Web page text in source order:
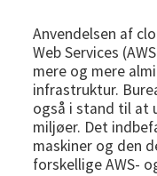
Anvendelsen af
Web Services
mere og mere
infrastruktur.
også i stand til at
miljøer. Det
maskiner og den
forskellige AWS-